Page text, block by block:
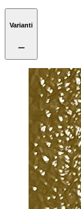
Varianti